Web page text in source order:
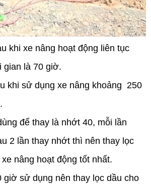
khi xe nâng hoạt động liên tục
gian là 70 giờ.
khi sử dụng xe nâng khoảng 250
để thay là nhớt 40, mỗi lần
2 lần thay nhớt thì nên thay lọc
nâng hoạt động tốt nhất.
giờ sử dụng nên thay lọc dầu cho